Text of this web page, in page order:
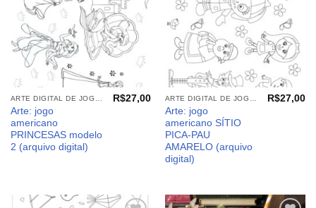
ARTE DIGITAL DE JOGO AMERICANO
Arte: jogo
americano
PRINCESAS modelo
2 (arquivo digital)
R$27,00 ARTE DIGITAL DE JOGO AMERICANO
Arte: jogo
americano SÍTIO
PICA-PAU
AMARELO (arquivo
digital)
R$27,00